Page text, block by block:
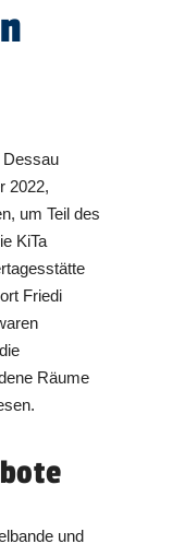
Dessau
2022,
um Teil des
KiTa
Friedi
Räume
und